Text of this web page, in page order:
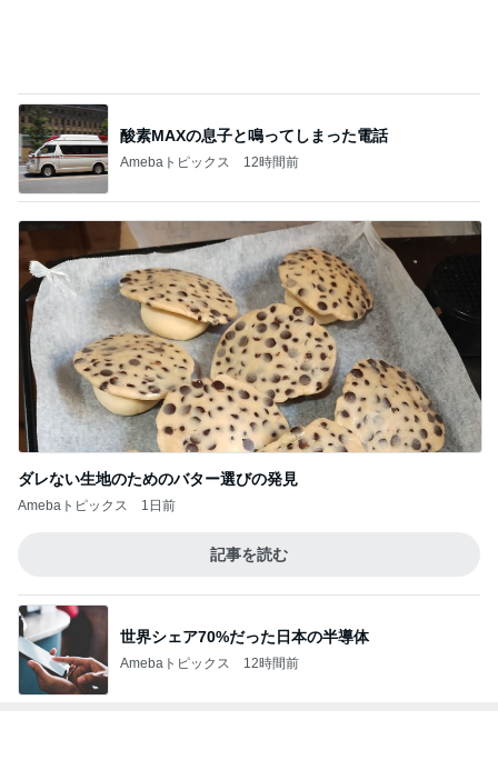
世界シェア70%だった日本の半導体
Amebaトピックス 12時間前
次世代掃除機がやってきた！！
Amebaトピックス 1時間前
予報に反してなかなかやまなかった雨
Amebaトピックス 2日前
Amebaトピックス 1日前
言い出しっぺの夫のまさかの返答
Amebaトピックス 1日前